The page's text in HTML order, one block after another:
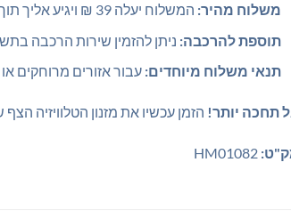
משלוח מהיר: המשלוח יעלה 39 ₪ ויגיע אליך תוך 7-14 ימי עסקים.
תוספת להרכבה: ניתן להזמין שירות הרכבה בתשלום נוסף של 250 ₪
תנאי משלוח מיוחדים: עבור אזורים מרוחקים
תחכה יותר! הזמן עכשיו את מזנון הטלוויזיה